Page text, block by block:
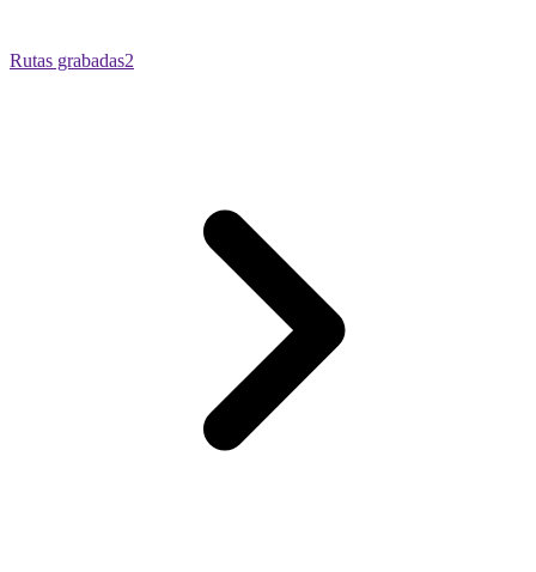
Rutas grabadas2